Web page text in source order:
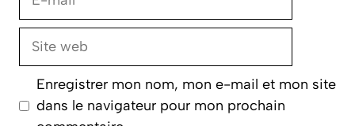
Site
Enregistrer mon nom, mon e-mail et mon site
dans le navigateur pour mon prochain